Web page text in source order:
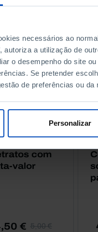
necessários ao
a utilização de
o desempenho do site
Se pretender
de preferências ou da
Personalizar
com
valor
€ 5,00 €